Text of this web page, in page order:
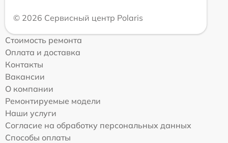
© 2026 Сервисный центр Polaris
Стоимость ремонта
Оплата и доставка
Контакты
Вакансии
О компании
Ремонтируемые модели
Наши услуги
Согласие на обработку персональных данных
Способы оплаты